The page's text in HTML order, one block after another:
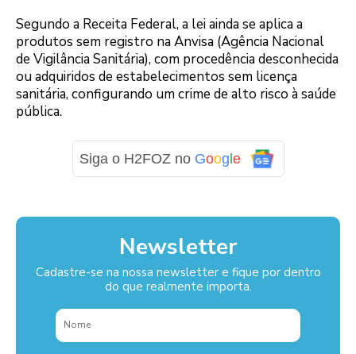
Segundo a Receita Federal, a lei ainda se aplica a
produtos sem registro na Anvisa (Agência Nacional
de Vigilância Sanitária), com procedência desconhecida
ou adquiridos de estabelecimentos sem licença
sanitária, configurando um crime de alto risco à saúde
pública.
Siga o H2FOZ no Goog e
Newsletter
Cadastre-se na nossa newsletter e fique por dentro
do que realmente importa.